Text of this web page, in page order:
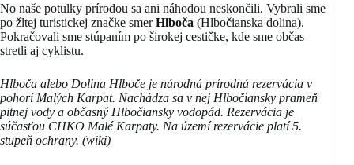
No naše potulky prírodou sa ani náhodou neskončili. Vybrali sme
po žltej turistickej značke smerHlboča (Hlbočianska dolina).
Pokračovali sme stúpaním po širokej cestičke, kde sme občas
stretli aj cyklistu.
Hlboča alebo Dolina Hlboče je národná prírodná rezervácia v
pohorí Malých Karpat. Nachádza sa v nej Hlbočiansky prameň
pitnej vody a občasný Hlbočiansky vodopád. Rezervácia je
súčasťou CHKO Malé Karpaty. Na území rezervácie platí 5.
stupeň ochrany. (wiki)